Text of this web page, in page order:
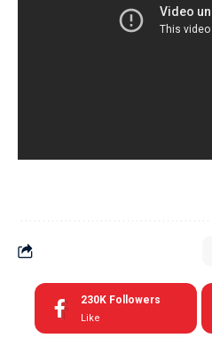
230K Followers
Like